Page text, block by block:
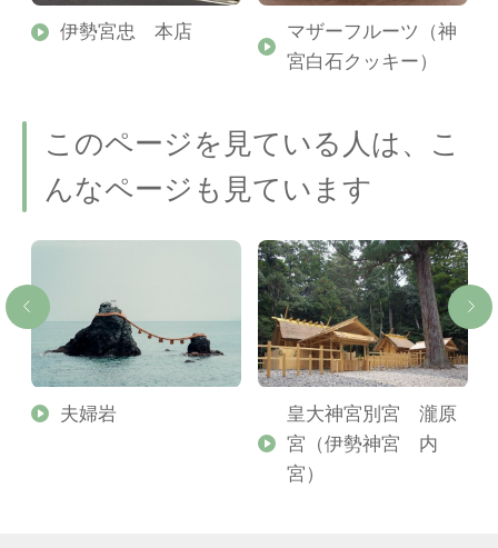
伊勢宮忠 本店
マザーフルーツ（神
宮白石クッキー）
このページを見ている人は、こ
んなページも見ています
夫婦岩
皇大神宮別宮 瀧原
宮（伊勢神宮 内
宮）